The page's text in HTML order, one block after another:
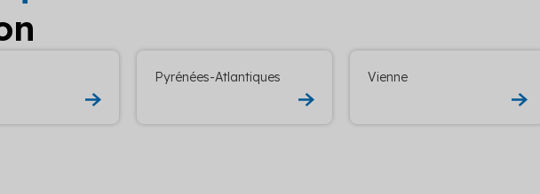
Pyrénées-Atlantiques Vienne